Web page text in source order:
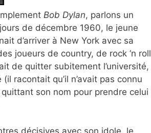
Bob Dylan, parlons un
de décembre 1960, le jeune
d’arriver à New York avec sa
joueurs de country, de rock ‘n roll
de quitter subitement l’université,
racontait qu’il n’avait pas connu
son nom pour prendre celui
décisives avec son idole, le